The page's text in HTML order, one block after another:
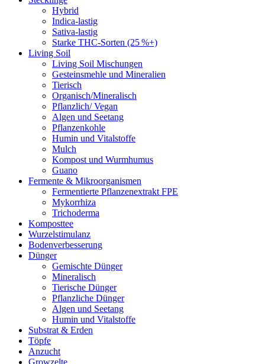
Hybrid
Indica-lastig
Sativa-lastig
Starke THC-Sorten (25 %+)
Living Soil
Living Soil Mischungen
Gesteinsmehle und Mineralien
Tierisch
Organisch/Mineralisch
Pflanzlich/ Vegan
Algen und Seetang
Pflanzenkohle
Humin und Vitalstoffe
Mulch
Kompost und Wurmhumus
Guano
Fermente & Mikroorganismen
Fermentierte Pflanzenextrakt FPE
Mykorrhiza
Trichoderma
Komposttee
Wurzelstimulanz
Bodenverbesserung
Dünger
Gemischte Dünger
Mineralisch
Tierische Dünger
Pflanzliche Dünger
Algen und Seetang
Humin und Vitalstoffe
Substrat & Erden
Töpfe
Anzucht
Growzelte